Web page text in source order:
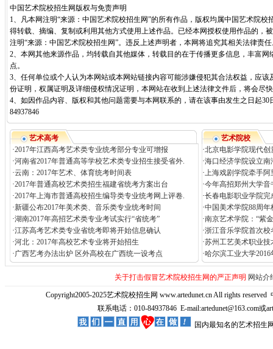
中国艺术院校招生网版权与免责声明
1、凡本网注明“来源：中国艺术院校招生网”的所有作品，版权均属中国艺术院校
得转载、摘编、复制或利用其他方式使用上述作品。已经本网授权使用作品的，
注明“来源：中国艺术院校招生网”。违反上述声明者，本网将追究其相关法律责
2、本网其他来源作品，均转载自其他媒体，转载目的在于传播更多信息，丰富
点。
3、任何单位或个人认为本网站或本网站链接内容可能涉嫌侵犯其合法权益，应
份证明，权属证明及详细侵权情况证明，本网站在收到上述法律文件后，将会尽
4、如因作品内容、版权和其他问题需要与本网联系的，请在该事由发生之日起30
84937846
艺术高考
·2017年江西高考艺术类专业统考部分专业可增报
·河南省2017年普通高等学校艺术类专业招生接受省外.
·云南：2017年艺术、体育统考时间表
·2017年普通高校艺术类招生福建省统考方案出台
·2017年上海市普通高校招生编导类专业统考网上评卷.
·新疆公布2017年美术类、音乐类专业统考时间
·湖南2017年高招艺术类专业考试实行“省统考”
·江苏高考艺术类专业省统考即将开始信息确认
·河北：2017年高校艺术专业将开始招生
·广西艺考办法出炉 区外高校在广西统一设考点
艺术院校
·北京电影学院现代
·海口经济学院设立南
·上海戏剧学院牵手
·今年高招郑州大学
·长春电影职业学院完
·中国美术学院88周
·南京艺术学院：“紫
·浙江音乐学院首次校
·苏州工艺美术职业
·哈尔滨工业大学
关于打击假冒艺术院校招生网的严正声明 网站介
Copyright2005-2025艺术院校招生网 www.artedunet.cn All rights reserved
联系电话：010-84937846 E-mail:artedunet@163.com或
国内最知名的艺术招生